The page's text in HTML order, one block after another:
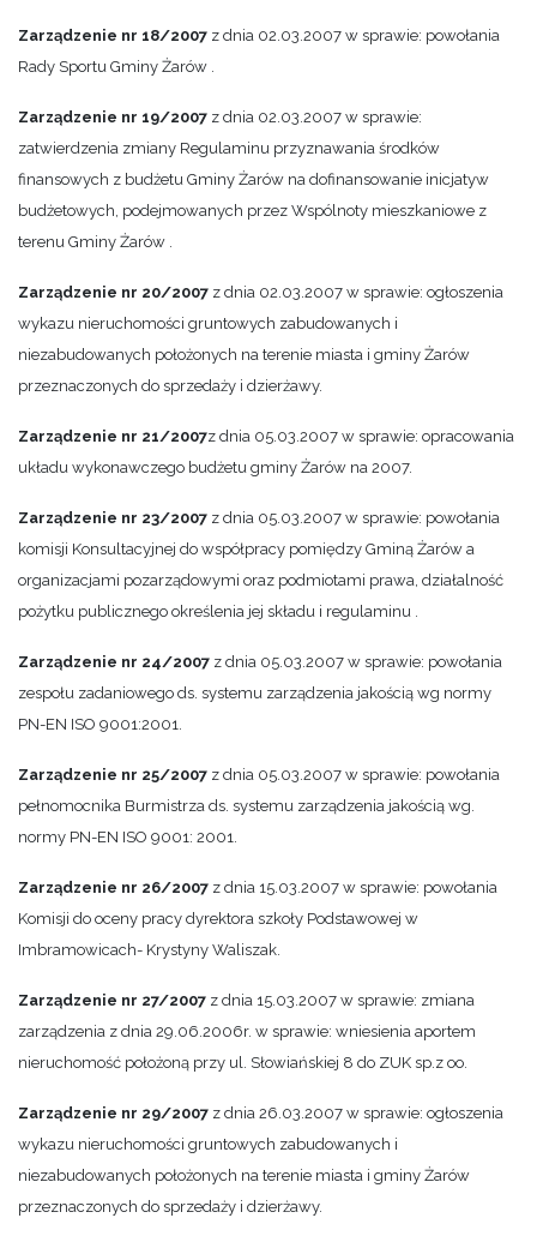
Zarządzenie nr 18/2007 z dnia 02.03.2007 w sprawie: powołania
Rady Sportu Gminy Żarów .
Zarządzenie nr 19/2007 z dnia 02.03.2007 w sprawie:
zatwierdzenia zmiany Regulaminu przyznawania środków
finansowych z budżetu Gminy Żarów na dofinansowanie inicjatyw
budżetowych, podejmowanych przez Wspólnoty mieszkaniowe z
terenu Gminy Żarów .
Zarządzenie nr 20/2007 z dnia 02.03.2007 w sprawie: ogłoszenia
wykazu nieruchomości gruntowych zabudowanych i
niezabudowanych położonych na terenie miasta i gminy Żarów
przeznaczonych do sprzedaży i dzierżawy.
Zarządzenie nr 21/2007z dnia 05.03.2007 w sprawie: opracowania
układu wykonawczego budżetu gminy Żarów na 2007.
Zarządzenie nr 23/2007 z dnia 05.03.2007 w sprawie: powołania
komisji Konsultacyjnej do współpracy pomiędzy Gminą Żarów a
organizacjami pozarządowymi oraz podmiotami prawa, działalność
pożytku publicznego określenia jej składu i regulaminu .
Zarządzenie nr 24/2007 z dnia 05.03.2007 w sprawie: powołania
zespołu zadaniowego ds. systemu zarządzenia jakością wg normy
PN-EN ISO 9001:2001.
Zarządzenie nr 25/2007 z dnia 05.03.2007 w sprawie: powołania
pełnomocnika Burmistrza ds. systemu zarządzenia jakością wg.
normy PN-EN ISO 9001: 2001.
Zarządzenie nr 26/2007 z dnia 15.03.2007 w sprawie: powołania
Komisji do oceny pracy dyrektora szkoły Podstawowej w
Imbramowicach- Krystyny Waliszak.
Zarządzenie nr 27/2007 z dnia 15.03.2007 w sprawie: zmiana
zarządzenia z dnia 29.06.2006r. w sprawie: wniesienia aportem
nieruchomość położoną przy ul. Słowiańskiej 8 do ZUK sp.z oo.
Zarządzenie nr 29/2007 z dnia 26.03.2007 w sprawie: ogłoszenia
wykazu nieruchomości gruntowych zabudowanych i
niezabudowanych położonych na terenie miasta i gminy Żarów
przeznaczonych do sprzedaży i dzierżawy.